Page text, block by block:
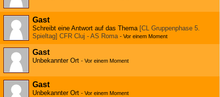
Gast
Schreibt eine Antwort auf das Thema [CL Gruppenphase 5.
Spieltag] CFR Cluj - AS Roma - Vor einem Moment
Gast
Unbekannter Ort - Vor einem Moment
Gast
Unbekannter Ort - Vor einem Moment